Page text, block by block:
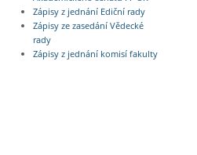
Zápisy z jednání Ediční rady
Zápisy ze zasedání Vědecké
rady
Zápisy z jednání komisí fakulty